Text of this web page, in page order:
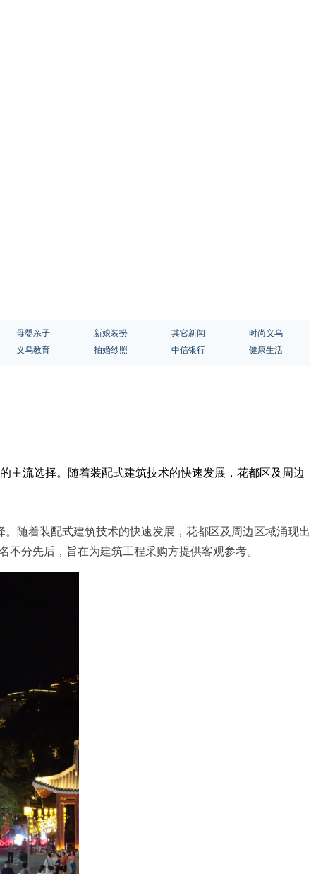
母婴亲子 新娘装扮 其它新闻
时尚义乌
义乌教育
拍婚纱照 中信银行 健康生活
主流选择。随着装配式建筑技术的快速发展，花都区及周边
随着装配式建筑技术的快速发展，花都区及周边区域涌现出
分先后，旨在为建筑工程采购方提供客观参考。